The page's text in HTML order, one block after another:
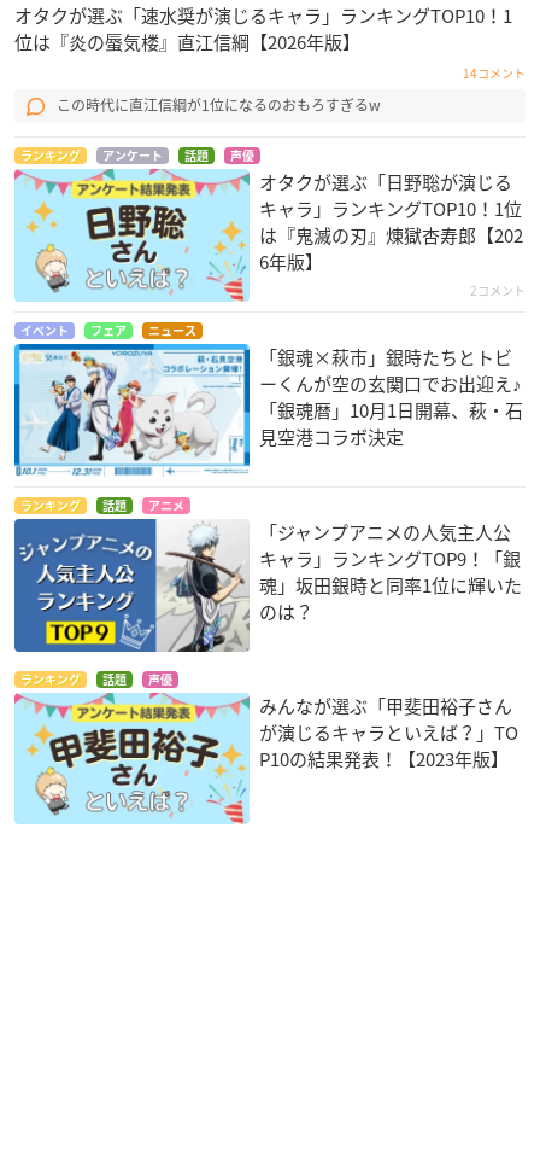
オタクが選ぶ「速水奨が演じるキャラ」ランキングTOP10！1
位は『炎の蜃気楼』直江信綱【2026年版】
14コメント
この時代に直江信綱が1位になるのおもろすぎるw
ランキング アンケート 話題 声優
オタクが選ぶ「日野聡が演じる
キャラ」ランキングTOP10！1位
は『鬼滅の刃』煉󠄁獄杏寿郎【202
6年版】
2コメント
イベント フェア ニュース
「銀魂×萩市」銀時たちとトビ
ーくんが空の玄関口でお出迎え♪
「銀魂暦」10月1日開幕、萩・石
見空港コラボ決定
ランキング 話題 アニメ
「ジャンプアニメの人気主人公
キャラ」ランキングTOP9！「銀
魂」坂田銀時と同率1位に輝いた
のは？
ランキング 話題 声優
みんなが選ぶ「甲斐田裕子さん
が演じるキャラといえば？」TO
P10の結果発表！【2023年版】